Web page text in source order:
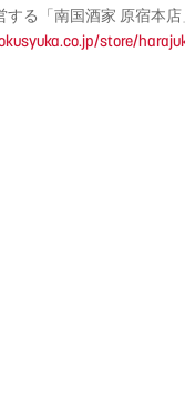
る「南国酒家 原宿本
store/